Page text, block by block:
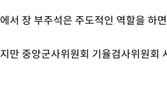
서 장 부주석은 주도적인 역할을 하
만 중앙군사위원회 기율검사위원회